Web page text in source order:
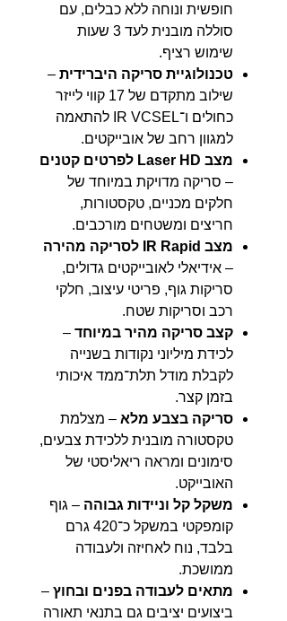
חופשית ונוחה ללא כבלים, עם
סוללה מובנית לעד 3 שעות
שימוש רציף.
טכנולוגיית סריקה היברידית –
שילוב מתקדם של 17 קווי לייזר
כחולים ו־IR VCSEL להתאמה
למגוון רחב של אובייקטים.
מצב Laser HD לפרטים קטנים
– סריקה מדויקת במיוחד של
חלקים מכניים, טקסטורות,
חריצים ומשטחים מורכבים.
מצב IR Rapid לסריקה מהירה
– אידיאלי לאובייקטים גדולים,
סריקות גוף, פריטי עיצוב, חלקי
רכב וסריקות שטח.
קצב סריקה מהיר במיוחד –
לכידת מיליוני נקודות בשנייה
לקבלת מודל תלת־ממד איכותי
בזמן קצר.
סריקה בצבע מלא – מצלמת
טקסטורה מובנית ללכידת צבעים,
סימונים ומראה ריאליסטי של
האובייקט.
משקל קל וניידות גבוהה – גוף
קומפקטי במשקל כ־420 גרם
בלבד, נוח לאחיזה ולעבודה
ממושכת.
מתאים לעבודה בפנים ובחוץ –
ביצועים יציבים גם בתנאי תאורה